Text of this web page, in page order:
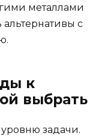
металлами
альтернативы с
к
выбрать
задачи.